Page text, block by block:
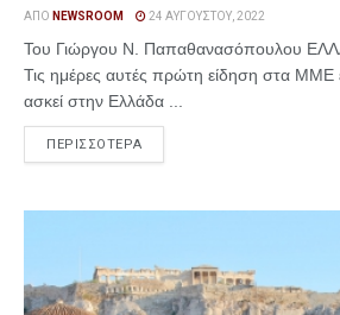
ΑΠΌ NEWSROOM 24 ΑΥΓΟΎΣΤΟΥ, 2022
Του Γιώργου Ν. Παπαθανασόπουλου
Τις ημέρες αυτές πρώτη είδηση στα ΜΜΕ
ασκεί στην Ελλάδα ...
ΠΕΡΙΣΣΟΤΕΡΑ